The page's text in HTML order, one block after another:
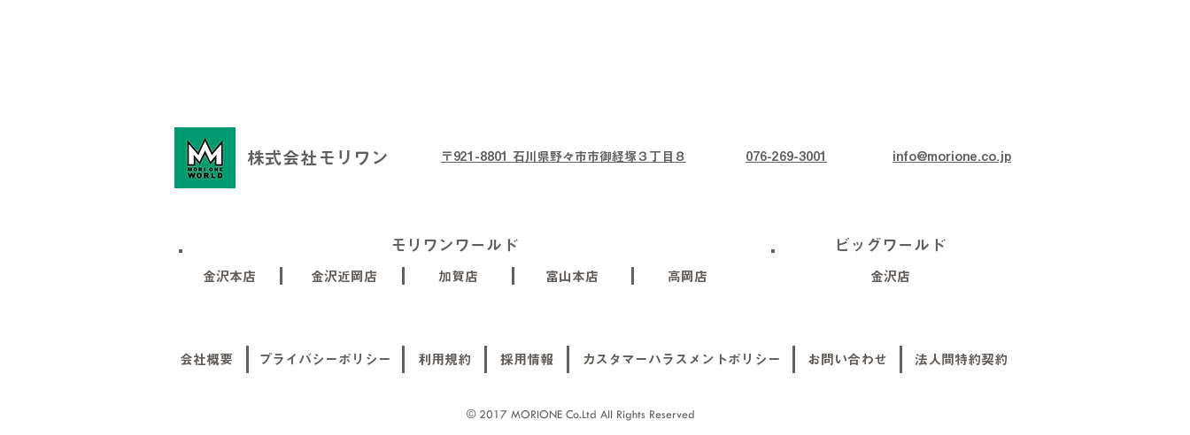
株式会社モリワン 〒921-8801 石川県野々市市御経塚３丁目８ 076-269-3001 info@morione.co.jp
金沢本店 高岡店
金沢近岡店 加賀店 富山本店
モリワンワールド
金沢店
ビッグワールド
会社概要 プライバシーポリシー 利用規約 採用情報 カスタマーハラスメントポリシー お問い合わせ 法人間特約契約
© 2017 MORIONE Co.Ltd All Rights Reserved